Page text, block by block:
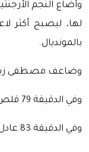
بالمونديال.
وضاعف مصطفى زيكو
وفي الدقيقة 79 قلص كريستيان روميرو الفارق بهدف بضربة رأس من كرة عرضية لعبها ميسي.
وفي الدقيقة 83 عادل ليونيل ميسي النتيجة لصالح الأرجنتين بتسديدة بيسراه من داخل منطقة الجزاء.